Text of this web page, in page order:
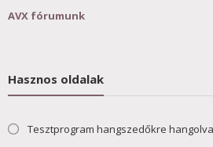
AVX fórumunk
Hasznos oldalak
Tesztprogram hangszedőkre hangolva